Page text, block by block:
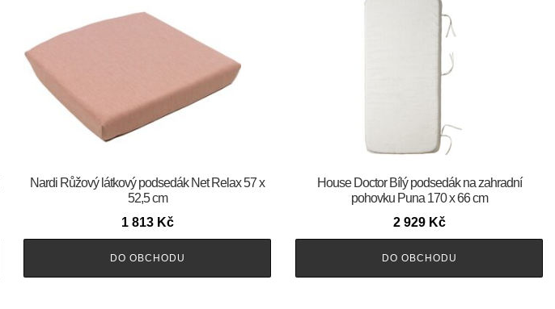
Nardi Růžový látkový podsedák Net Relax 57 x
52,5 cm
1 813 Kč
DO OBCHODU
House Doctor Bílý podsedák na zahradní
pohovku Puna 170 x 66 cm
2 929 Kč
DO OBCHODU